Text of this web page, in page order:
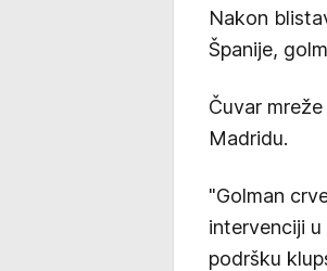
Nakon
Španije,
Čuvar
Madridu.
"Golman
intervenciji
podršku